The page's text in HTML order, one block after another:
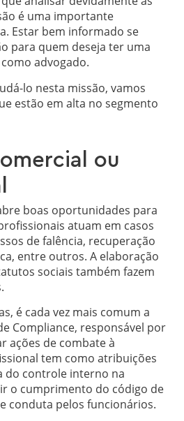
é uma importante
Estar bem informado se
para quem deseja ter uma
advogado.
lo nesta missão, vamos
estão em alta no segmento
ou
boas oportunidades para
atuam em casos
de falência, recuperação
entre outros. A elaboração
sociais também fazem
é cada vez mais comum a
Compliance, responsável por
ações de combate à
tem como atribuições
do controle interno na
o cumprimento do código de
conduta pelos funcionários.